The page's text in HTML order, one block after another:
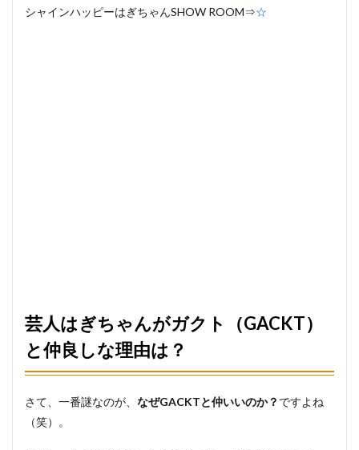
シャインハッピーはぎちゃんSHOW ROOM⇒☆
芸人はぎちゃんがガクト（GACKT）
と仲良しな理由は？
さて、一番謎なのが、 なぜGACKTと仲いいのか？ ですよね
（笑）。